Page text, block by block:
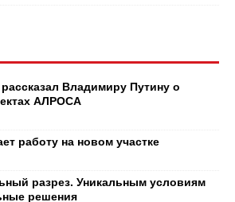
Владимиру Путину о
АЛРОСА
работу на новом участке
разрез. Уникальным условиям
решения